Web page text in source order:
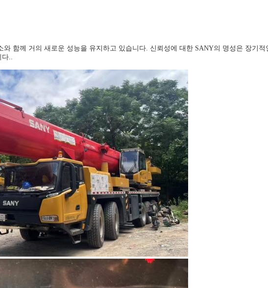
함께 거의 새로운 성능을 유지하고 있습니다. 신뢰성에 대한 SANY의 명성은 장기
다..